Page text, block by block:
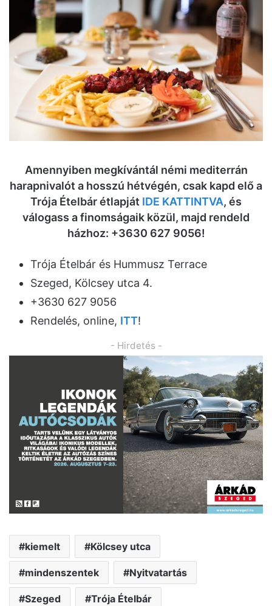
Amennyiben megkívántál némi mediterrán
harapnivalót a hosszú hétvégén, csak kapd elő a
Trója Ételbár étlapját IDE KATTINTVA, és
válogass a finomságaik közül, majd rendeld
házhoz: +3630 627 9056!
Trója Ételbár és Hummusz Terrace
Szeged, Kölcsey utca 4.
+3630 627 9056
Rendelés, online, ITT!
- Hirdetés -
kiemelt Kölcsey utca
mindenszentek Nyitvatartás
Szeged Trója Ételbár